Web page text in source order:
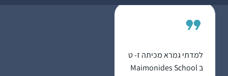
הסביבה מאד תומכת ואני
מקבלת המון מילים
טובות לאורך כל הדרך.
תחושה שאני חלק מדבר
גדול יותר.
למדתי גמרא מכיתה ז- ט
ב Maimonides School